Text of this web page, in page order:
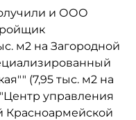
и ООО
м2 на Загородной
(7,95 тыс. м2 на
управления
Красноармейской